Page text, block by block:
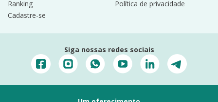
Ranking
Cadastre-se
Política de privacidade
Siga nossas redes sociais